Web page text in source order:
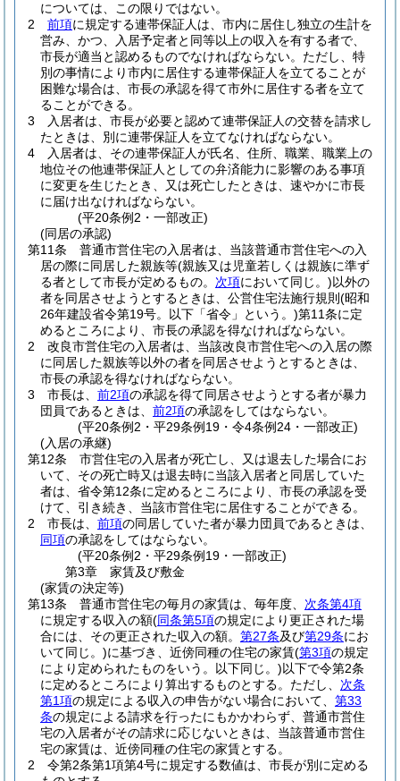
については、この限りではない。
2
前項に規定する連帯保証人は、市内に居住し独立の生計を
営み、かつ、入居予定者と同等以上の収入を有する者で、
市長が適当と認めるものでなければならない。 ただし、特
別の事情により市内に居住する連帯保証人を立てることが
困難な場合は、市長の承認を得て市外に居住する者を立て
ることができる。
3
入居者は、市長が必要と認めて連帯保証人の交替を請求し
たときは、別に連帯保証人を立てなければならない。
4
入居者は、その連帯保証人が氏名、住所、職業、職業上の
地位その他連帯保証人としての弁済能力に影響のある事項
に変更を生じたとき、又は死亡したときは、速やかに市長
に届け出なければならない。
(平20条例2・一部改正)
(同居の承認)
第11条
普通市営住宅の入居者は、当該普通市営住宅への入
居の際に同居した親族等(親族又は児童若しくは親族に準ず
る者として市長が定めるもの。 次項において同じ。)以外の
者を同居させようとするときは、公営住宅法施行規則 (昭和
26年建設省令第19号。以下「省令」という。)第11条に定
めるところにより、市長の承認を得なければならない。
2
改良市営住宅の入居者は、当該改良市営住宅への入居の際
に同居した親族等以外の者を同居させようとするときは、
市長の承認を得なければならない。
3
市長は、 前2項の承認を得て同居させようとする者が暴力
団員であるときは、 前2項の承認をしてはならない。
(平20条例2・平29条例19・令4条例24・一部改正)
(入居の承継)
第12条
市営住宅の入居者が死亡し、又は退去した場合にお
いて、その死亡時又は退去時に当該入居者と同居していた
者は、省令第12条に定めるところにより、市長の承認を受
けて、引き続き、当該市営住宅に居住することができる。
2
市長は、 前項の同居していた者が暴力団員であるときは、
同項の承認をしてはならない。
(平20条例2・平29条例19・一部改正)
第3章
家賃及び敷金
(家賃の決定等)
第13条
普通市営住宅の毎月の家賃は、毎年度、 次条第4項
に規定する収入の額(同条第5項の規定により更正された場
合には、その更正された収入の額。 第27条及び第29条にお
いて同じ。)に基づき、近傍同種の住宅の家賃(第3項の規定
により定められたものをいう。以下同じ。)以下で令第2条
に定めるところにより算出するものとする。 ただし、 次条
第1項の規定による収入の申告がない場合において、 第33
条の規定による請求を行ったにもかかわらず、普通市営住
宅の入居者がその請求に応じないときは、当該普通市営住
宅の家賃は、近傍同種の住宅の家賃とする。
2
令第2条第1項第4号に規定する数値は、市長が別に定める